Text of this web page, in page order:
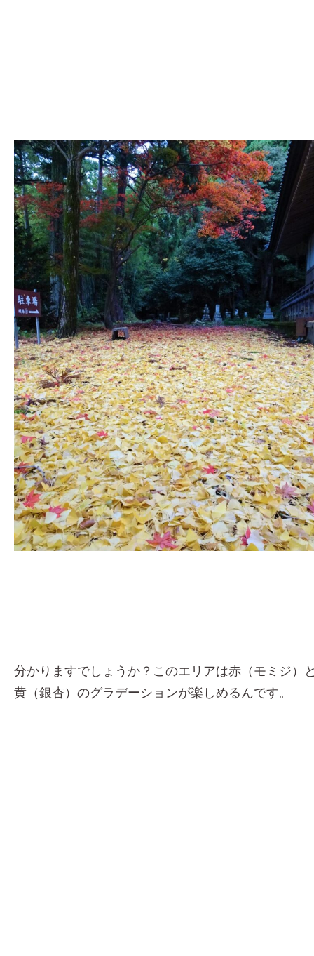
分かりますでしょうか？このエリアは赤（モミジ）
黄（銀杏）のグラデーションが楽しめるんです。